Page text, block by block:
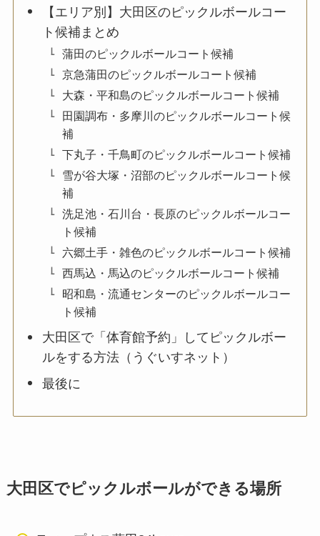
【エリア別】大田区のピックルボールコー
ト候補まとめ
蒲田のピックルボールコート候補
京急蒲田のピックルボールコート候補
大森・平和島のピックルボールコート候補
田園調布・多摩川のピックルボールコート候
補
下丸子・千鳥町のピックルボールコート候補
雪が谷大塚・沼部のピックルボールコート候
補
洗足池・石川台・長原のピックルボールコー
ト候補
六郷土手・雑色のピックルボールコート候補
西馬込・馬込のピックルボールコート候補
昭和島・流通センターのピックルボールコー
ト候補
大田区で「体育館予約」してピックルボー
ルをする方法（うぐいすネット）
最後に
大田区でピックルボールができる場所